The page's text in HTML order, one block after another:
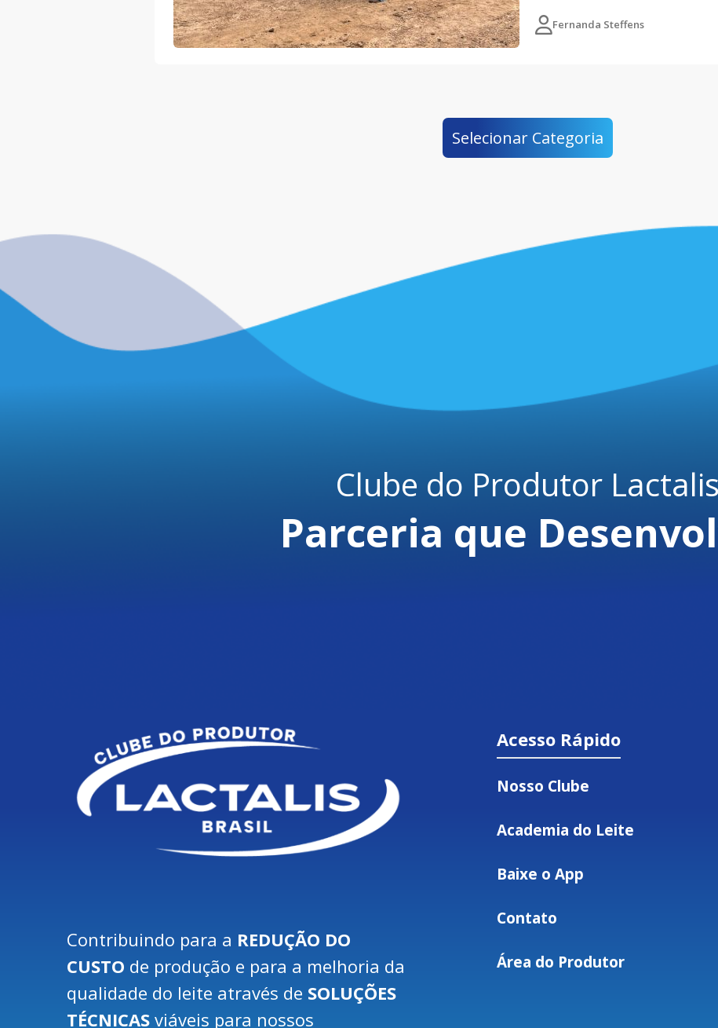
Fernanda Steffens
Selecionar Categoria
Clube do Produtor Lactalis
Parceria que
Contribuindo para a REDUÇÃO DO
CUSTO de produção e para a melhoria da
qualidade do leite através de SOLUÇÕES
TÉCNICAS viáveis para nossos
Acesso Rápido
Nosso Clube
Academia do Leite
Baixe o App
Contato
Área do Produtor